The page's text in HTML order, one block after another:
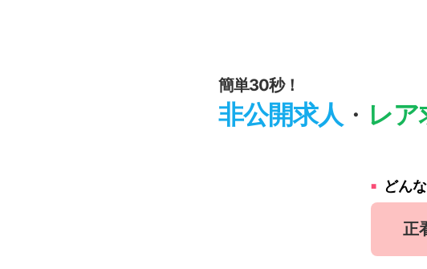
簡単30秒！
非公開求人 ・ レア
どん
正